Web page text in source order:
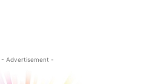
- Advertisement -